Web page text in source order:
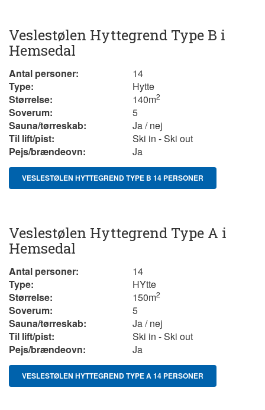
Veslestølen Hyttegrend Type B i
Hemsedal
Antal personer:
14
Type:
Hytte
Størrelse:
140m2
Soverum:
5
Sauna/tørreskab:
Ja / nej
Til lift/pist:
Ski in - Ski out
Pejs/brændeovn:
Ja
VESLESTØLEN HYTTEGREND TYPE B 14 PERSONER
Veslestølen Hyttegrend Type A i
Hemsedal
Antal personer:
14
Type:
HYtte
Størrelse:
1 50m2
Soverum:
5
Sauna/tørreskab:
Ja / nej
Til lift/pist:
Ski in - Ski out
Pejs/brændeovn:
Ja
VESLESTØLEN HYTTEGREND TYPE A 14 PERSONER